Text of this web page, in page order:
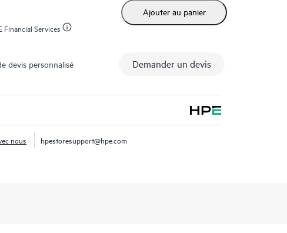
Financial Services
Ajouter au panier
devis personnalisé Demander un devis
nous hpestoresupport@hpe.com